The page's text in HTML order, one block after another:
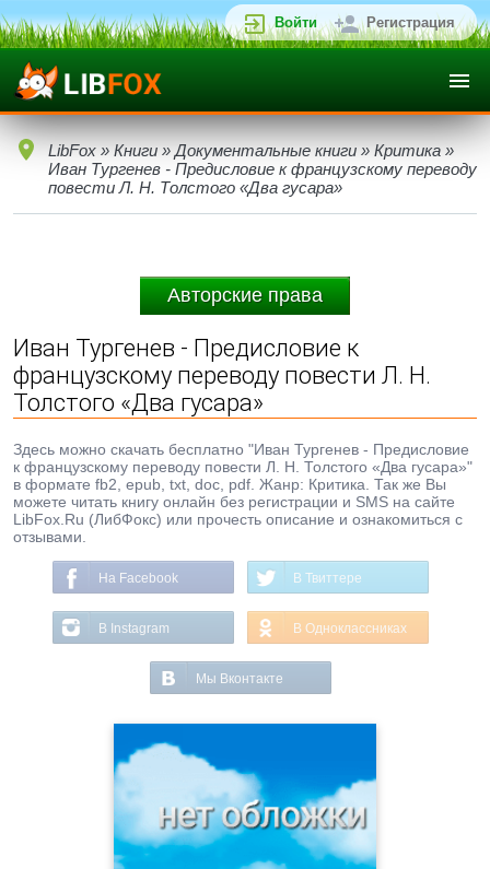
Войти Регистрация
LibFox » Книги » Документальные книги » Критика »
Иван Тургенев - Предисловие к французскому переводу
повести Л. Н. Толстого «Два гусара»
Авторские права
Иван Тургенев - Предисловие к
французскому переводу повести Л. Н.
Толстого «Два гусара»
Здесь можно скачать бесплатно "Иван Тургенев - Предисловие
к французскому переводу повести Л. Н. Толстого «Два гусара»"
в формате fb2, epub, txt, doc, pdf. Жанр: Критика. Так же Вы
можете читать книгу онлайн без регистрации и SMS на сайте
LibFox.Ru (ЛибФокс) или прочесть описание и ознакомиться с
отзывами.
На Facebook В Твиттере
В Instagram В Одноклассниках
Мы Вконтакте